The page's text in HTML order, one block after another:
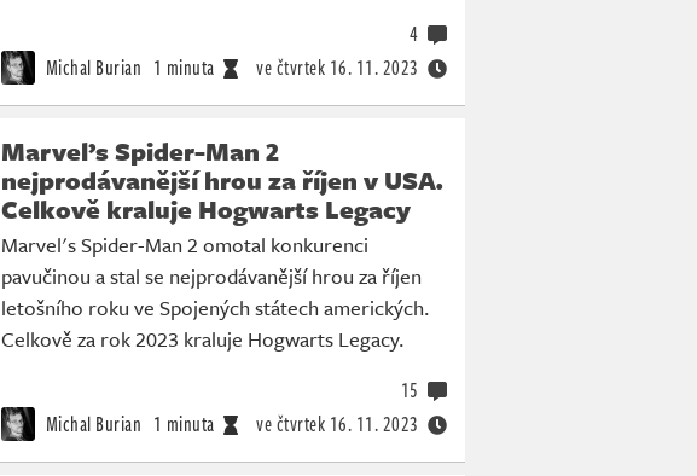
Michal Burian 1 minuta ve čtvrtek 16. 11. 2023
4
Marvel’s Spider-Man 2
nejprodávanější hrou za říjen v USA.
Celkově kraluje Hogwarts Legacy
Marvel's Spider-Man 2 omotal konkurenci
pavučinou a stal se nejprodávanější hrou za říjen
letošního roku ve Spojených státech amerických.
Celkově za rok 2023 kraluje Hogwarts Legacy.
Michal Burian 1 minuta ve čtvrtek 16. 11. 2023
15